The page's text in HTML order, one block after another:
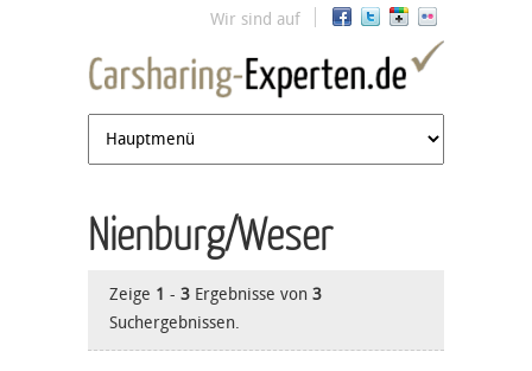
Jump to navigation
Wir sind auf
Nienburg/Weser
Zeige 1 - 3 Ergebnisse von 3
Suchergebnissen.